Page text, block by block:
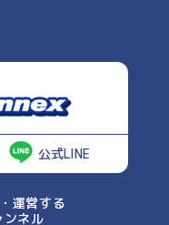
公式LINE
運営する
ネル